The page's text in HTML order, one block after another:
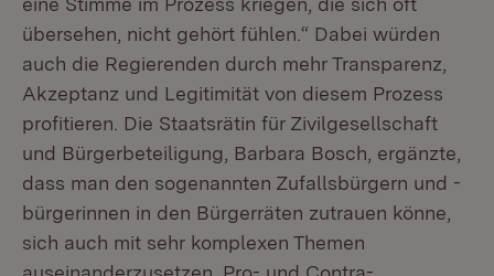
übersehen, nicht gehört fühlen.“ Dabei würden
auch die Regierenden durch mehr Transparenz,
Akzeptanz und Legitimität von diesem Prozess
profitieren. Die Staatsrätin für Zivilgesellschaft
und Bürgerbeteiligung, Barbara Bosch, ergänzte,
dass man den sogenannten Zufallsbürgern und -
bürgerinnen in den Bürgerräten zutrauen könne,
sich auch mit sehr komplexen Themen